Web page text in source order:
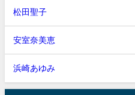
松田聖子
安室奈美恵
浜崎あゆみ